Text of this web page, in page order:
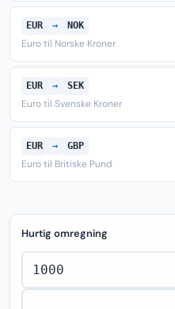
EUR → NOK
Euro til Norske Kroner
EUR → SEK
Euro til Svenske Kroner
EUR → GBP
Euro til Britiske Pund
Hurtig omregning